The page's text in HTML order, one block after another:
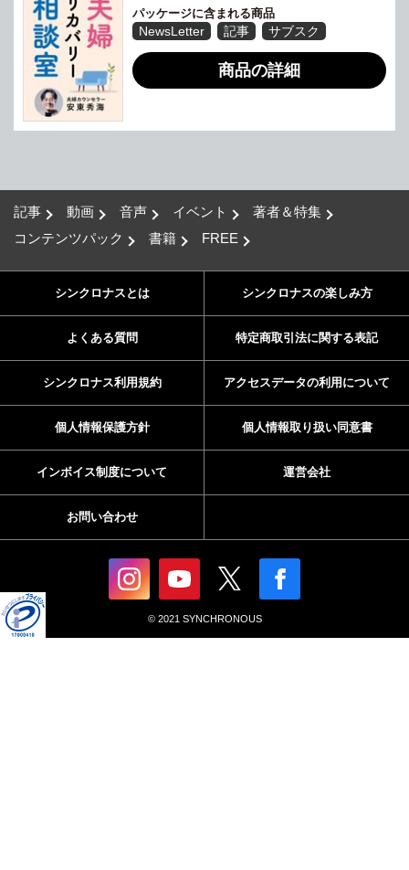
パッケージに含まれる商品
NewsLetter 記事 サブスク
商品の詳細
記事 動画 音声 イベント
著者＆特集
コンテンツパック
書籍 FREE
シンクロナスとは シンクロナスの楽しみ方
よくある質問 特定商取引法に関する表記
シンクロナス利用規約 アクセスデータの利用について
個人情報保護方針 個人情報取り扱い同意書
インボイス制度について 運営会社
お問い合わせ
© 2021 SYNCHRONOUS